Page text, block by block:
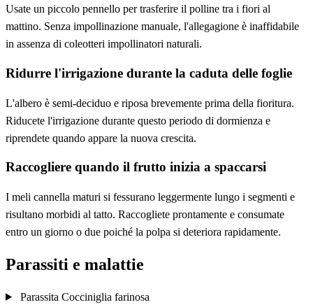
Usate un piccolo pennello per trasferire il polline tra i fiori al
mattino. Senza impollinazione manuale, l'allegagione è inaffidabile
in assenza di coleotteri impollinatori naturali.
Ridurre l'irrigazione durante la caduta delle foglie
L'albero è semi-deciduo e riposa brevemente prima della fioritura.
Riducete l'irrigazione durante questo periodo di dormienza e
riprendete quando appare la nuova crescita.
Raccogliere quando il frutto inizia a spaccarsi
I meli cannella maturi si fessurano leggermente lungo i segmenti e
risultano morbidi al tatto. Raccogliete prontamente e consumate
entro un giorno o due poiché la polpa si deteriora rapidamente.
Parassiti e malattie
Parassita Cocciniglia farinosa